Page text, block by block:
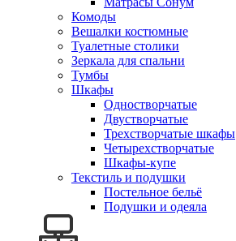
Комоды
Вешалки костюмные
Туалетные столики
Зеркала для спальни
Тумбы
Шкафы
Одностворчатые
Двустворчатые
Трехстворчатые шкафы
Четырехстворчатые
Шкафы-купе
Текстиль и подушки
Постельное бельё
Подушки и одеяла